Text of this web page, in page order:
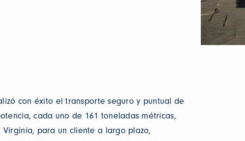
con éxito el transporte seguro y puntual de
cada uno de 161 toneladas métricas,
para un cliente a largo plazo,